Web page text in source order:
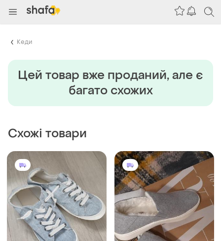
Кеди
Цей товар вже проданий, але є
багато схожих
Схожі товари